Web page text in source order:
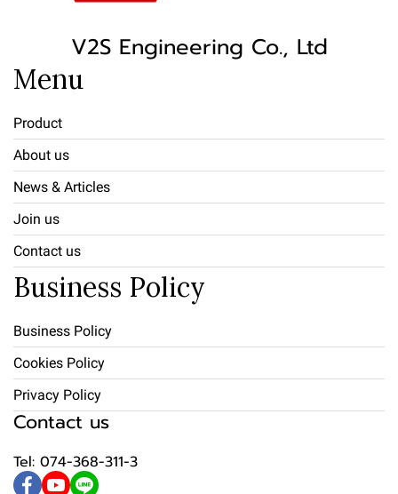
V2S Engineering Co., Ltd
Menu
Product
About us
News & Articles
Join us
Contact us
Business Policy
Business Policy
Cookies Policy
Privacy Policy
Contact us
Tel: 074-368-311-3